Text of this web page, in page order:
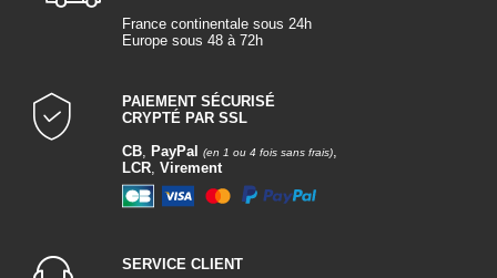
France continentale sous 24h
Europe sous 48 à 72h
PAIEMENT SÉCURISÉ
CRYPTÉ PAR SSL
CB, PayPal (en 1 ou 4 fois sans frais),
LCR, Virement
SERVICE CLIENT